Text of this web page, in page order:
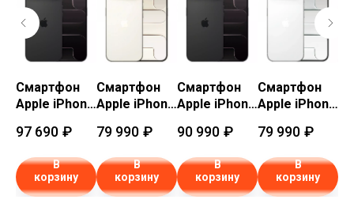
Смартфон
Apple iPhone
Космически
(Space
Black)
97 690 ₽
В
корзину
Смартфон
Apple iPhone
eSIM
золотой
(Light Gold)
79 990 ₽
В
корзину
Смартфон
Apple iPhone
eSIM
й черный
(Space
90 990 ₽
В
корзину
Смартфон
Apple iPhone
eSIM
белый
(Cloud White)
79 990 ₽
В
корзину